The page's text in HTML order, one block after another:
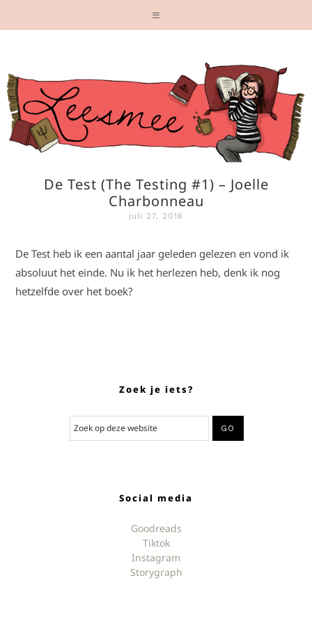
De Test (The Testing #1) – Joelle
Charbonneau
juli 27, 2016
De Test heb ik een aantal jaar geleden gelezen en vond ik
absoluut het einde. Nu ik het herlezen heb, denk ik nog
hetzelfde over het boek?
Zoek je iets?
Social media
Goodreads
Tiktok
Instagram
Storygraph